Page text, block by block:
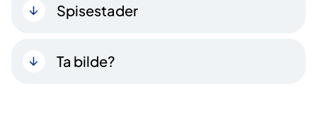
Spisestader
Ta bilde?